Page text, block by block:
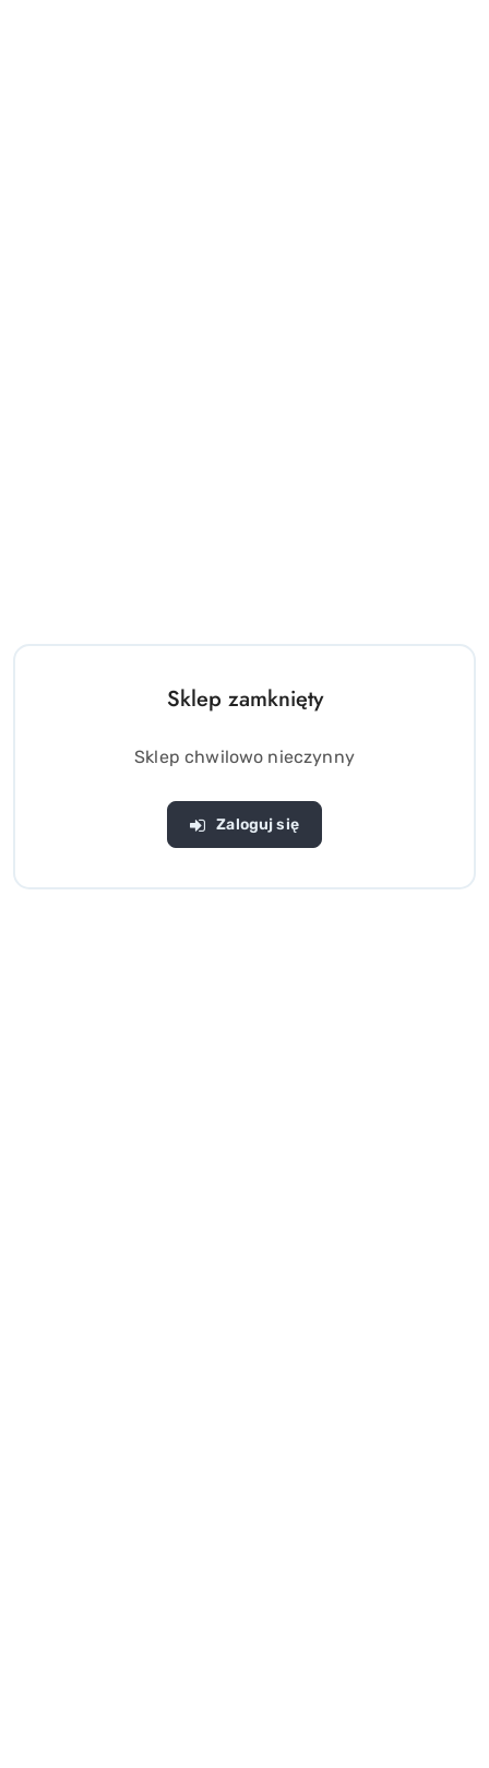
Sklep zamknięty
Sklep chwilowo nieczynny
Zaloguj się